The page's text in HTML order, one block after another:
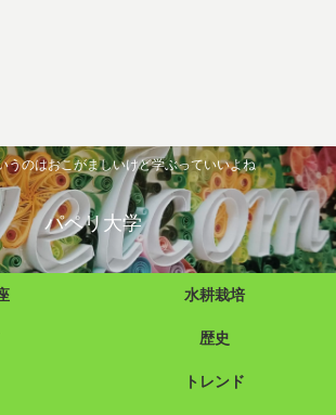
うのはおこがましいけど学ぶっていいよね
パペリ大学
水耕栽培
歴史
トレンド